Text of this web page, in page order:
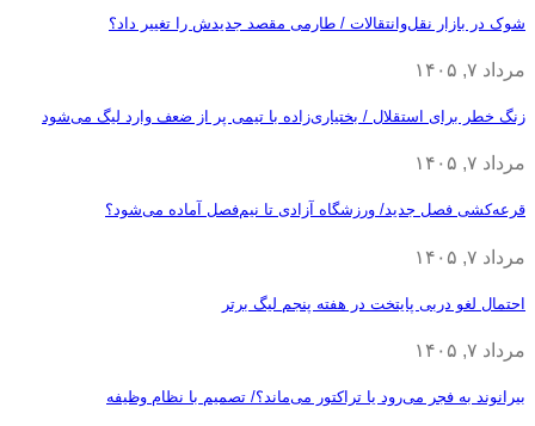
شوک در بازار نقل‌وانتقالات / طارمی مقصد جدیدش را تغییر داد؟
مرداد ۷, ۱۴۰۵
زنگ خطر برای استقلال / بختیاری‌زاده با تیمی پر از ضعف وارد لیگ می‌شود
مرداد ۷, ۱۴۰۵
قرعه‎‌کشی فصل جدید/ ورزشگاه آزادی تا نیم‌فصل آماده می‌شود؟
مرداد ۷, ۱۴۰۵
احتمال لغو دربی پایتخت در هفته پنجم لیگ برتر
مرداد ۷, ۱۴۰۵
بیرانوند به فجر می‌رود یا تراکتور می‌ماند؟/ تصمیم با نظام وظیفه